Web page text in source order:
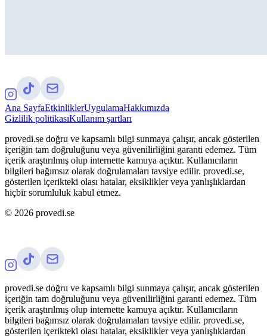
Ana SayfaEtkinliklerUygulamaHakkımızda
Gizlilik politikasıKullanım şartları
provedi.se doğru ve kapsamlı bilgi sunmaya çalışır, ancak gösterilen
içeriğin tam doğruluğunu veya güvenilirliğini garanti edemez. Tüm
içerik araştırılmış olup internette kamuya açıktır. Kullanıcıların
bilgileri bağımsız olarak doğrulamaları tavsiye edilir. provedi.se,
gösterilen içerikteki olası hatalar, eksiklikler veya yanlışlıklardan
hiçbir sorumluluk kabul etmez.
© 2026 provedi.se
provedi.se doğru ve kapsamlı bilgi sunmaya çalışır, ancak gösterilen
içeriğin tam doğruluğunu veya güvenilirliğini garanti edemez. Tüm
içerik araştırılmış olup internette kamuya açıktır. Kullanıcıların
bilgileri bağımsız olarak doğrulamaları tavsiye edilir. provedi.se,
gösterilen içerikteki olası hatalar, eksiklikler veya yanlışlıklardan